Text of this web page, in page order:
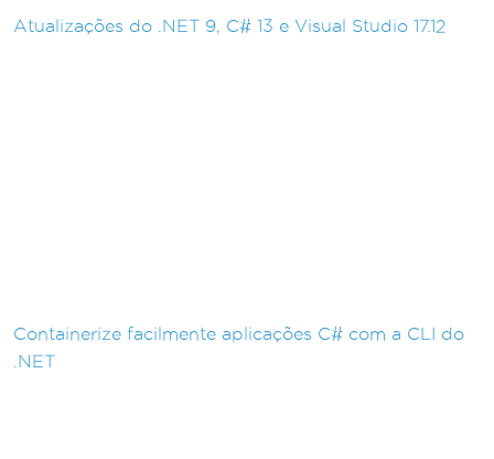
Atualizações do .NET 9, C# 13 e Visual Studio 17.12
Containerize facilmente aplicações C# com a CLI do
.NET